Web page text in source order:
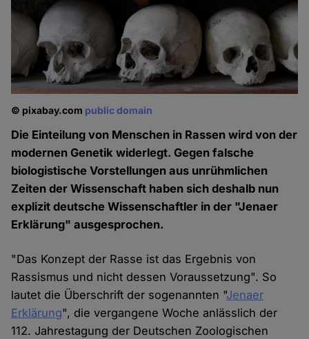
© pixabay.com public domain
Die Einteilung von Menschen in Rassen wird von der
modernen Genetik widerlegt. Gegen falsche
biologistische Vorstellungen aus unrühmlichen
Zeiten der Wissenschaft haben sich deshalb nun
explizit deutsche Wissenschaftler in der "Jenaer
Erklärung" ausgesprochen.
"Das Konzept der Rasse ist das Ergebnis von
Rassismus und nicht dessen Voraussetzung". So
lautet die Überschrift der sogenannten "Jenaer
Erklärung", die vergangene Woche anlässlich der
112. Jahrestagung der Deutschen Zoologischen